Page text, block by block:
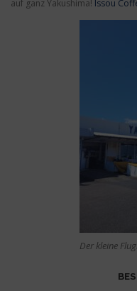
auf ganz Yakushima! Issou
Der kleine